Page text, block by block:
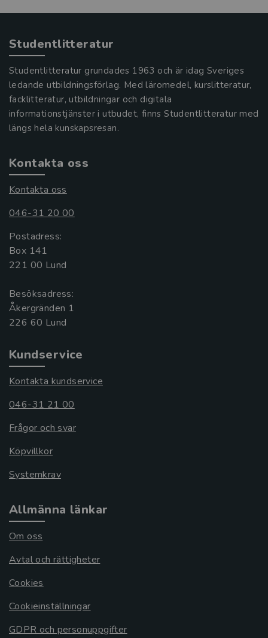
Studentlitteratur
Studentlitteratur grundades 1963 och är idag Sveriges
ledande utbildningsförlag. Med läromedel, kurslitteratur,
facklitteratur, utbildningar och digitala
informationstjänster i utbudet, finns Studentlitteratur med
längs hela kunskapsresan.
Kontakta oss
Kontakta oss
046-31 20 00
Postadress:
Box 141
221 00 Lund
Besöksadress:
Åkergränden 1
Kundservice
Kontakta kundservice
046-31 21 00
Frågor och svar
Köpvillkor
Systemkrav
Allmänna länkar
Om oss
Avtal och rättigheter
Cookies
Cookieinställningar
GDPR och personuppgifter